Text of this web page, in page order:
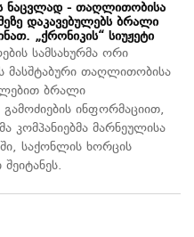
ნაცვლად - თაღლითობისა
დაკავებულებს ბრალი
„ქრონიკის“ სიუჟეტი
სამსახურმა ორი
მასშტაბური თაღლითობისა
ბრალი
ინფორმაციით,
კომპანიებმა მარნეულისა
საქონლის ხორცის